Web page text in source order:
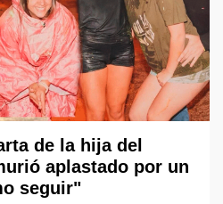
de la hija del
aplastado por un
seguir"